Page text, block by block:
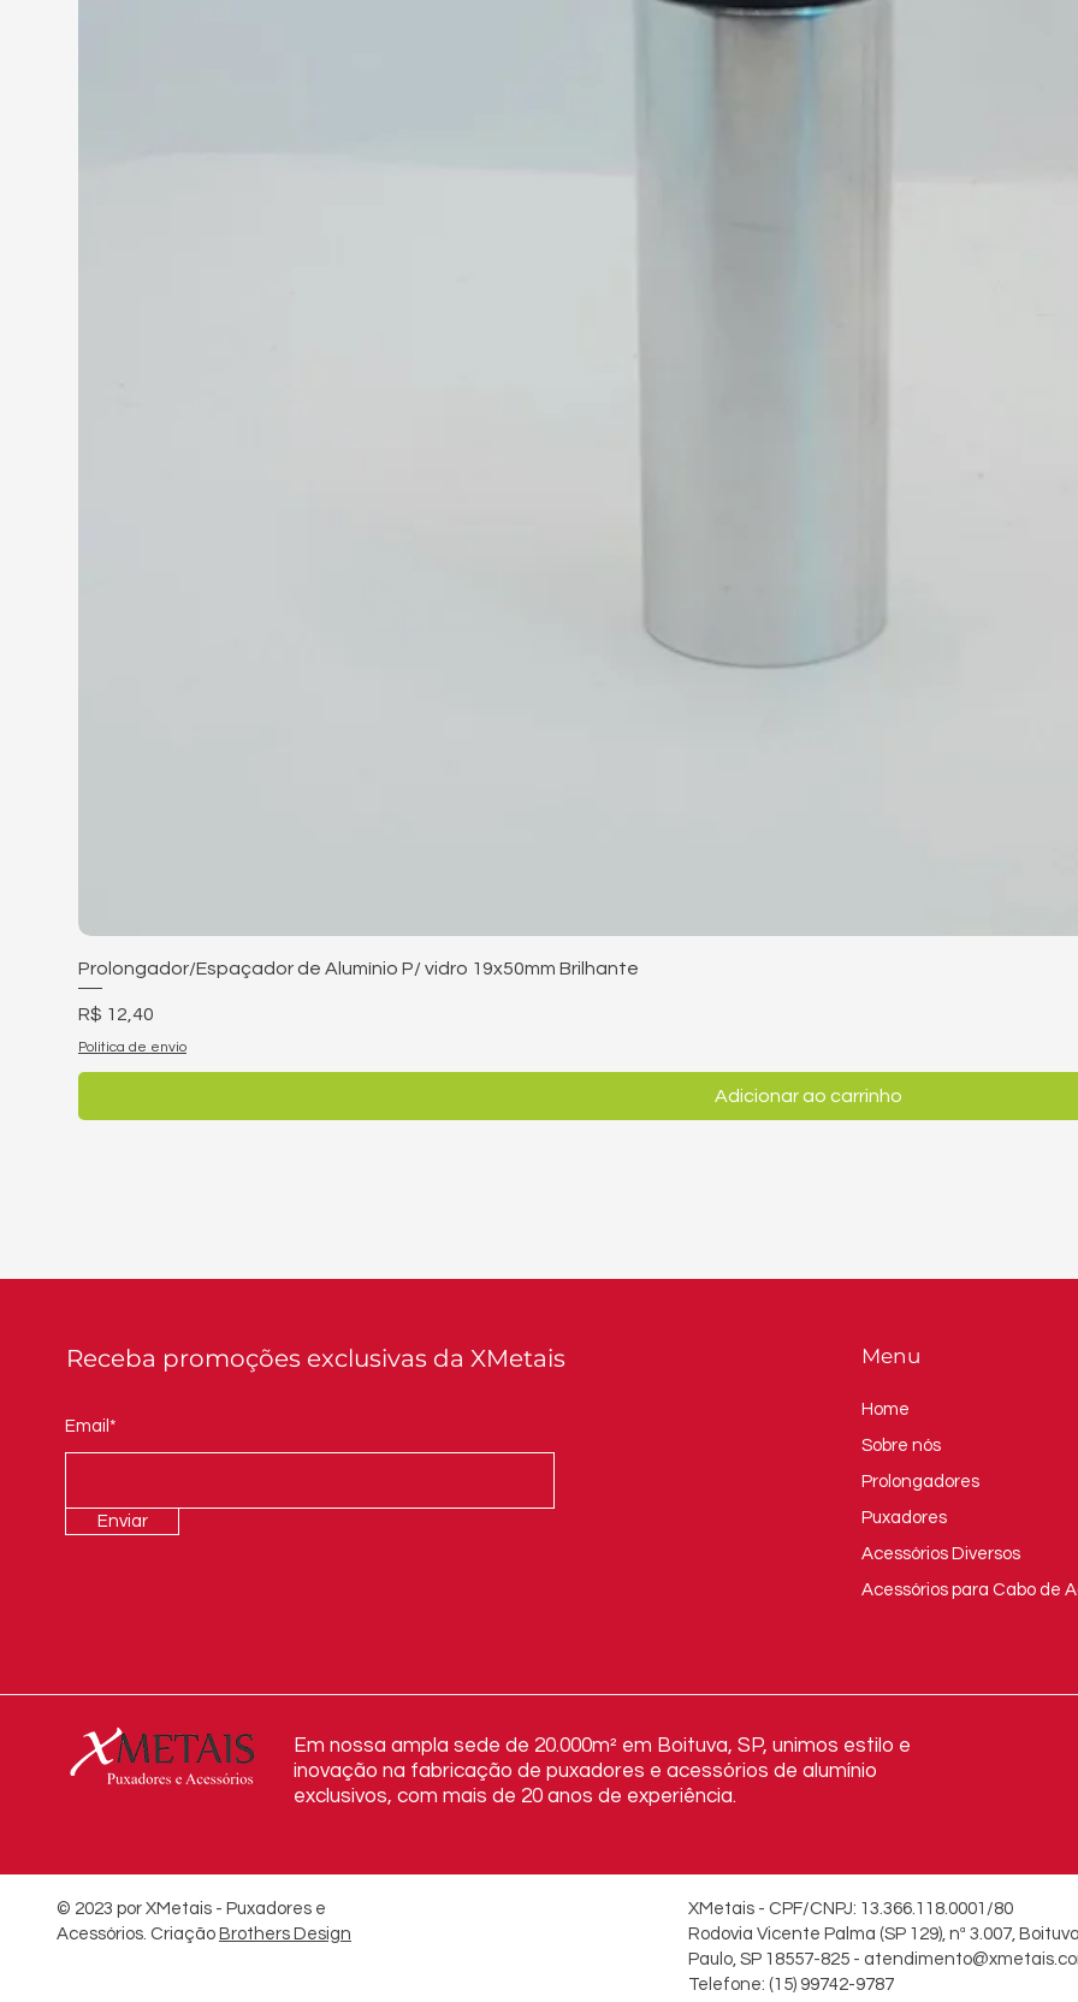
Prolongador/Espaçador de Alumínio P/ vidro 19x50mm Brilhante
Preço
R$ 12,40
Politica de envio
Adicionar ao carrinho
Receba promoções exclusivas da XMetais
Email*
Enviar
Menu
Home
Sobre nós
Prolongadores
Puxadores
Acessórios Diversos
Acessórios para Cabo de
Em nossa ampla sede de 20.000m² em Boituva, SP, unimos estilo e
inovação na fabricação de puxadores e acessórios de alumínio
exclusivos, com mais de 20 anos de experiência.
© 2023 por XMetais - Puxadores e
Acessórios. Criação Brothers Design
XMetais - CPF/CNPJ: 13.366.118.0001/80
Rodovia Vicente Palma (SP 129), nª 3.007,
Paulo, SP 18557-825 -
Telefone: (15) 99742-9787